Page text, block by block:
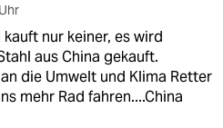
kauft nur keiner, es wird
aus China gekauft.
die Umwelt und Klima Retter
mehr Rad fahren....China